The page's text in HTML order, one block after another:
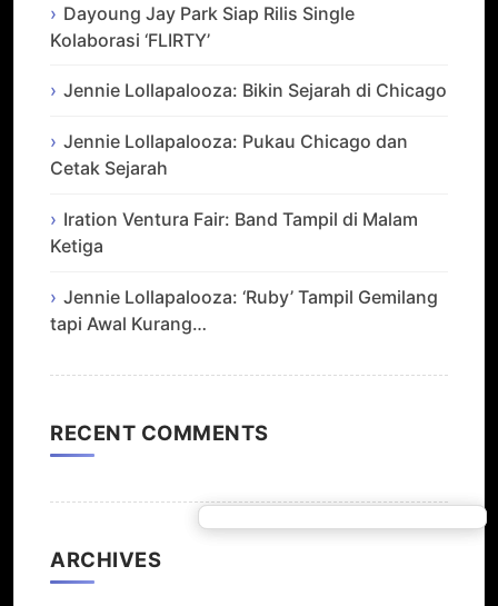
Dayoung Jay Park Siap Rilis Single
Kolaborasi ‘FLIRTY’
Jennie Lollapalooza: Bikin Sejarah di Chicago
Jennie Lollapalooza: Pukau Chicago dan
Cetak Sejarah
Iration Ventura Fair: Band Tampil di Malam
Ketiga
Jennie Lollapalooza: ‘Ruby’ Tampil Gemilang
tapi Awal Kurang…
RECENT COMMENTS
ARCHIVES